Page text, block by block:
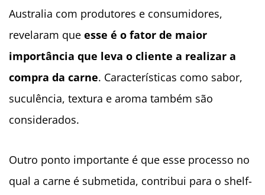
Australia com produtores e consumidores,
revelaram que esse é o fator de maior
importância que leva o cliente a realizar a
compra da carne. Características como sabor,
suculência, textura e aroma também são
considerados.
Outro ponto importante é que esse processo no
qual a carne é submetida, contribui para o shelf-